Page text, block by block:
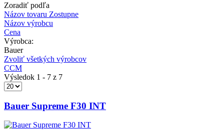
Zoradiť podľa
Názov tovaru Zostupne
Názov výrobcu
Cena
Výrobca:
Bauer
Zvoliť všetkých výrobcov
CCM
Výsledok 1 - 7 z 7
Bauer Supreme F30 INT